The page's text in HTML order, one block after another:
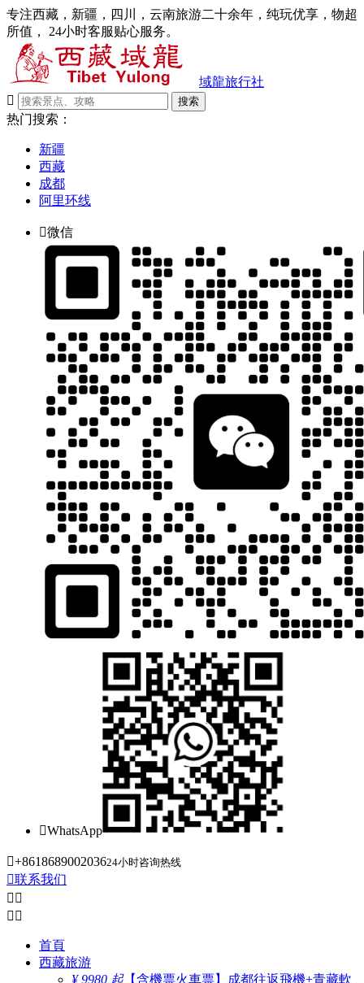
专注西藏，新疆，四川，云南旅游二十余年，纯玩优享，物超
所值， 24小时客服贴心服务。
域龍旅行社

搜索
热门搜索：
新疆
西藏
成都
阿里环线
微信
WhatsApp
+861868900203624小时咨询热线
联系我们
 
 
首頁
西藏旅游
¥ 9980 起【含機票火車票】成都往返飛機+青藏軟